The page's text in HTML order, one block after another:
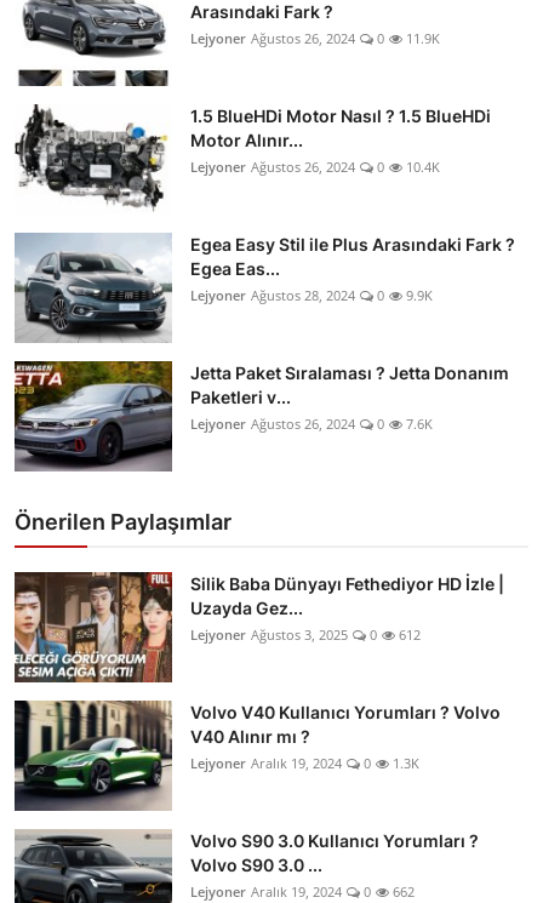
Arasındaki Fark ?
Lejyoner Ağustos 26, 2024 0 11.9K
1.5 BlueHDi Motor Nasıl ? 1.5 BlueHDi
Motor Alınır...
Lejyoner Ağustos 26, 2024 0 10.4K
Egea Easy Stil ile Plus Arasındaki Fark ?
Egea Eas...
Lejyoner Ağustos 28, 2024 0 9.9K
Jetta Paket Sıralaması ? Jetta Donanım
Paketleri v...
Lejyoner Ağustos 26, 2024 0 7.6K
Önerilen Paylaşımlar
Silik Baba Dünyayı Fethediyor HD İzle |
Uzayda Gez...
Lejyoner Ağustos 3, 2025 0 612
Volvo V40 Kullanıcı Yorumları ? Volvo
V40 Alınır mı ?
Lejyoner Aralık 19, 2024 0 1.3K
Volvo S90 3.0 Kullanıcı Yorumları ?
Volvo S90 3.0 ...
Lejyoner Aralık 19, 2024 0 662